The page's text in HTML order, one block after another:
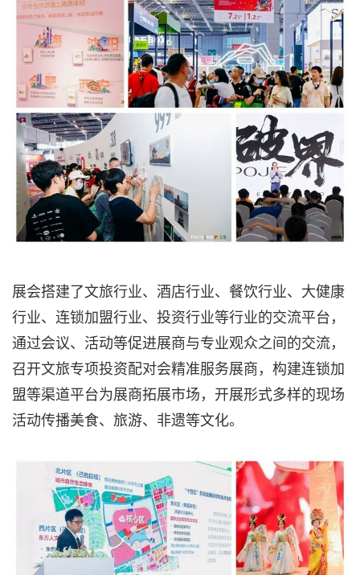
展会搭建了文旅行业、酒店行业、餐饮行业、大健康
行业、连锁加盟行业、投资行业等行业的交流平台，
通过会议、活动等促进展商与专业观众之间的交流，
召开文旅专项投资配对会精准服务展商，构建连锁加
盟等渠道平台为展商拓展市场，开展形式多样的现场
活动传播美食、旅游、非遗等文化。